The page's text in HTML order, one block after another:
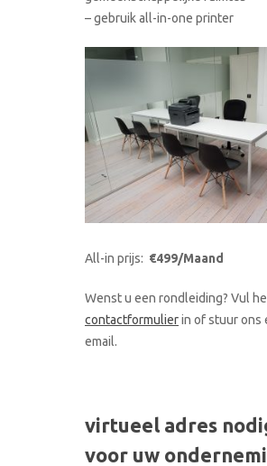
– gebruik all-in-one printer
All-in prijs: €499/Maand
Wenst u een rondleiding? Vul
contactformulierin of stuur ons
email.
virtueel adres
voor uw